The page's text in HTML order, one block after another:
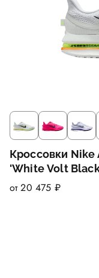
Кроссовки Nike
'White Volt
от 20 475 ₽